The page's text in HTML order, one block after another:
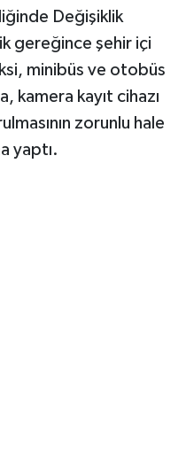
Değişiklik
gereğince şehir içi
minibüs ve otobüs
kamera kayıt cihazı
zorunlu hale
yaptı.